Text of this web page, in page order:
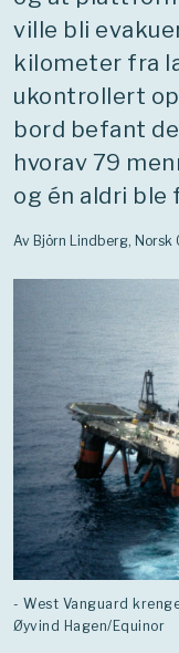
ville bli
kilometer fra
ukontrollert
bord befant
hvorav 79
og én aldri ble
Av Björn Lindberg, Norsk
- West Vanguard
Øyvind Hagen/Equinor